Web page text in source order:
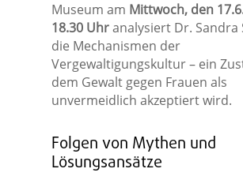
Museum am Mittwoch, den
18.30 Uhranalysiert Dr. Sandra
die Mechanismen der
Vergewaltigungskultur – ein
dem Gewalt gegen Frauen als
unvermeidlich akzeptiert wird.
Folgen von Mythen und
Lösungsansätze